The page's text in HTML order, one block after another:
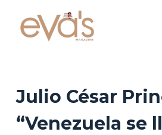
aJulio César
“Venezuela se